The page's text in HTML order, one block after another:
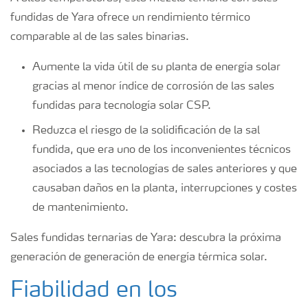
fundidas de Yara ofrece un rendimiento térmico
comparable al de las sales binarias.
Aumente la vida útil de su planta de energía solar
gracias al menor índice de corrosión de las sales
fundidas para tecnología solar CSP.
Reduzca el riesgo de la solidificación de la sal
fundida, que era uno de los inconvenientes técnicos
asociados a las tecnologías de sales anteriores y que
causaban daños en la planta, interrupciones y costes
de mantenimiento.
Sales fundidas ternarias de Yara: descubra la próxima
generación de generación de energía térmica solar.
Fiabilidad en los